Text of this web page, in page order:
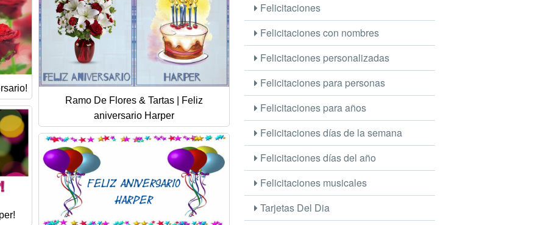
Ramo De Flores & Tartas | Feliz
aniversario Harper
Felicitaciones
Felicitaciones con nombres
Felicitaciones personalizadas
Felicitaciones para personas
Felicitaciones para años
Felicitaciones días de la semana
Felicitaciones días del año
Felicitaciones musicales
Tarjetas Del Dia